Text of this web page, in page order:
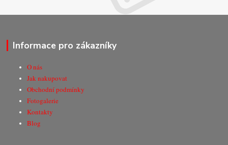
Informace pro zákazníky
O nás
Jak nakupovat
Obchodní podmínky
Fotogalerie
Kontakty
Blog